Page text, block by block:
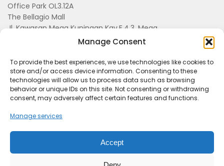
Manage Consent
To provide the best experiences, we use technologies like cookies to
store and/or access device information. Consenting to these
technologies will allow us to process data such as browsing
behavior or unique IDs on this site. Not consenting or withdrawing
consent, may adversely affect certain features and functions.
Manage services
Accept
Office Park OL3.12A
The Bellagio Mall
Jl. Kawasan Mega Kuningan Kav.E.4.3, Mega
Kuningan, Kel. Kuningan Timur,
Kec.Setiabudi, Jakarta Selatan 15810
Kerjasama dan Event